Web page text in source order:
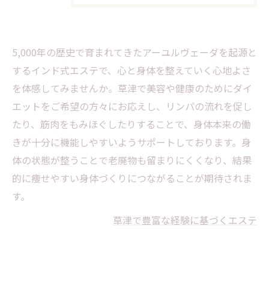
5,000年の歴史で育まれてきたアーユルヴェーダを起源と
するインド式エステで、心と身体を整えていく心地よさ
を体感してみませんか。草津で美容や健康のためにダイ
エットをご希望の方々にお応えし、リンパの流れを促し
たり、筋肉をもみほぐしたりすることで、身体本来の働
きが十分に機能しやすいようサポートしております。身
体の状態が整うことで老廃物も留まりにくくなり、結果
的に痩せやすい身体づくりにつながることが期待されま
す。
草津で豊富な経験に基づくエステ